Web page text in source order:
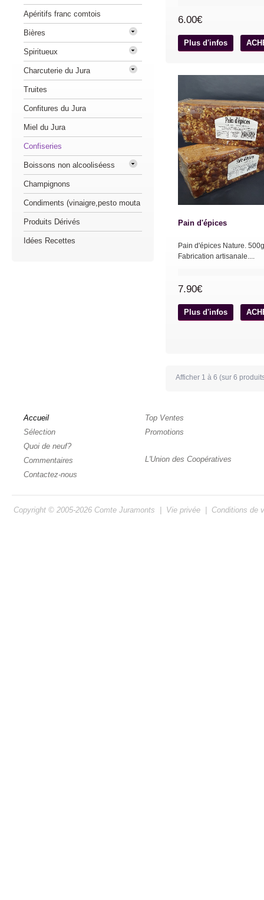
6.00€
Plus d'infos
Pain d'épices
Pain d'épices Nature.
Fabrication artisanale....
7.90€
Plus d'infos
Afficher 1 à 6 (sur 6
Apéritifs franc comtois
Bières
Spiritueux
Charcuterie du Jura
Truites
Confitures du Jura
Miel du Jura
Confiseries
Boissons non alcooliséess
Champignons
Condiments (vinaigre,pesto mouta
Produits Dérivés
Idées Recettes
Accueil
Sélection
Quoi de neuf?
Commentaires
Contactez-nous
Top Ventes
Promotions
L'Union des Coopératives
Copyright © 2005-2026 Comte Juramonts Vie privée Conditions de